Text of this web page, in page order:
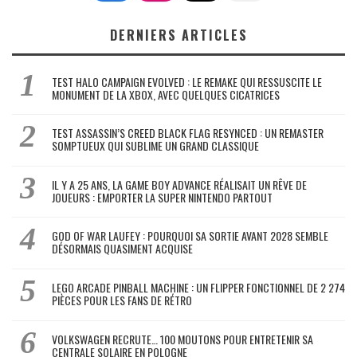
DERNIERS ARTICLES
TEST HALO CAMPAIGN EVOLVED : LE REMAKE QUI RESSUSCITE LE
MONUMENT DE LA XBOX, AVEC QUELQUES CICATRICES
TEST ASSASSIN’S CREED BLACK FLAG RESYNCED : UN REMASTER
SOMPTUEUX QUI SUBLIME UN GRAND CLASSIQUE
IL Y A 25 ANS, LA GAME BOY ADVANCE RÉALISAIT UN RÊVE DE
JOUEURS : EMPORTER LA SUPER NINTENDO PARTOUT
GOD OF WAR LAUFEY : POURQUOI SA SORTIE AVANT 2028 SEMBLE
DÉSORMAIS QUASIMENT ACQUISE
LEGO ARCADE PINBALL MACHINE : UN FLIPPER FONCTIONNEL DE 2 274
PIÈCES POUR LES FANS DE RÉTRO
VOLKSWAGEN RECRUTE… 100 MOUTONS POUR ENTRETENIR SA
CENTRALE SOLAIRE EN POLOGNE